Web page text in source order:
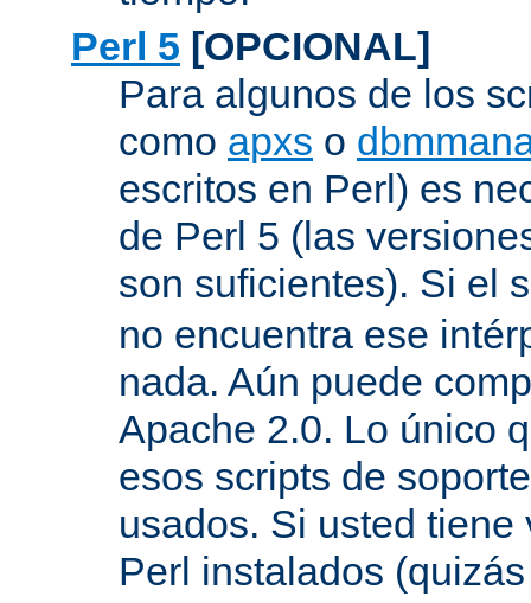
Perl 5 [OPCIONAL]
Para algunos de los
como apxs o
escritos en Perl) es
de Perl 5 (las
son suficientes). Si el
no encuentra ese
nada. Aún puede
Apache 2.0. Lo único
esos scripts de
usados. Si usted
Perl instalados